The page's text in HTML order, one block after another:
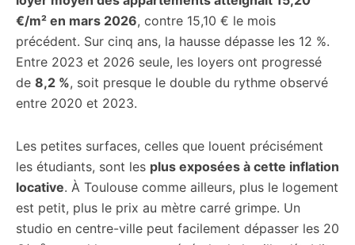
€/m² en mars 2026, contre 15,10 € le mois
précédent. Sur cinq ans, la hausse dépasse les 12 %.
Entre 2023 et 2026 seule, les loyers ont progressé
de 8,2 %, soit presque le double du rythme observé
entre 2020 et 2023.
Les petites surfaces, celles que louent précisément
les étudiants, sont les plus exposées à cette inflation
locative. À Toulouse comme ailleurs, plus le logement
est petit, plus le prix au mètre carré grimpe. Un
studio en centre-ville peut facilement dépasser les 20